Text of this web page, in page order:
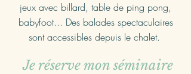
jeux avec billard, table de ping pong,
babyfoot... Des balades spectaculaires
sont accessibles depuis le chalet.
Je réserve mon séminaire